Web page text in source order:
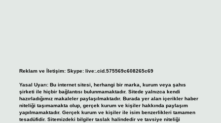
Reklam ve İletişim: Skype: live:.cid.575569c608265c69
Yasal Uyarı: Bu internet sitesi, herhangi bir marka, kurum veya şahıs
şirketi ile hiçbir bağlantısı bulunmamaktadır. Sitede yalnızca kendi
hazırladığımız makaleler paylaşılmaktadır. Burada yer alan içerikler haber
niteliği taşımamakta olup, gerçek kurum ve kişiler hakkında paylaşım
yapılmamaktadır. Gerçek kurum ve kişiler ile isim benzerlikleri tamamen
tesadüfidir. Sitemizdeki bilgiler taslak halindedir ve tavsiye niteliği